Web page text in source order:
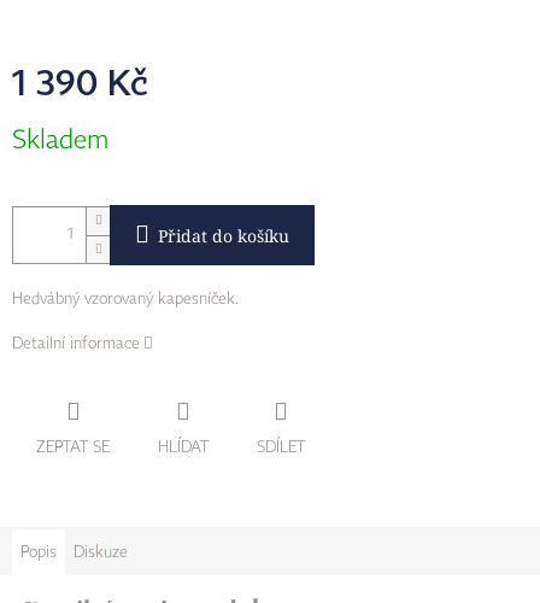
1 390 Kč
cena:
Skladem
Přidat do košíku
Hedvábný vzorovaný kapesníček.
Detailní informace
ZEPTAT SE HLÍDAT SDÍLET
Popis Diskuze